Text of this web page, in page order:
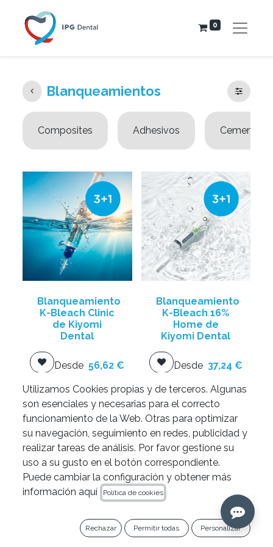
0
Blanqueamientos
Composites Adhesivos Cementos
Blanqueamiento
K-Bleach Clinic
de Kiyomi
Dental
Desde 56,62 €
Añadir al
carrito
Blanqueamiento
K-Bleach 16%
Home de
Kiyomi Dental
Desde 37,24 €
Añadir al
carrito
Utilizamos Cookies propias y de terceros. Algunas
son esenciales y necesarias para el correcto
funcionamiento de la Web. Otras para optimizar
su navegación, seguimiento en redes, publicidad y
realizar tareas de análisis. Por favor gestione su
uso a su gusto en el botón correspondiente.
Puede cambiar la configuración y obtener más
información aquí
Política de cookies
Rechazar Permitir todas Personalizar